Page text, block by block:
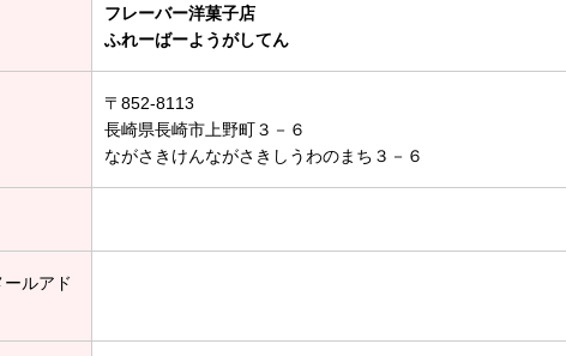
フレーバー洋菓子店
ふれーばーようがしてん
〒852-8113
長崎県長崎市上野町３－６
ながさきけんながさきしうわのまち３－６
ルアド